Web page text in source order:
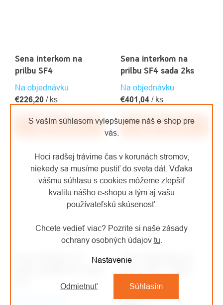
S vaším súhlasom vylepšujeme náš e-shop pre
vás.
Hoci radšej trávime čas v korunách stromov,
niekedy sa musíme pustiť do sveta dát. Vďaka
vášmu súhlasu s cookies môžeme zlepšiť
kvalitu nášho e-shopu a tým aj vašu
používateľskú skúsenosť.
Chcete vedieť viac? Pozrite si naše zásady
ochrany osobných údajov tu
Nastavenie
Odmietnuť Súhlasím
Sena interkom na
prilbu SF4
Na objednávku
€226,20 / ks
Do košíka
Sena interkom na
prilbu SF4 sada 2ks
Na objednávku
€401,04 / ks
Do košíka
Sena slúchadlá cez
Na objednávku